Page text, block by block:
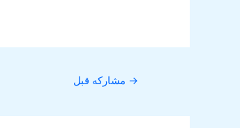
→ مشارکه قبل